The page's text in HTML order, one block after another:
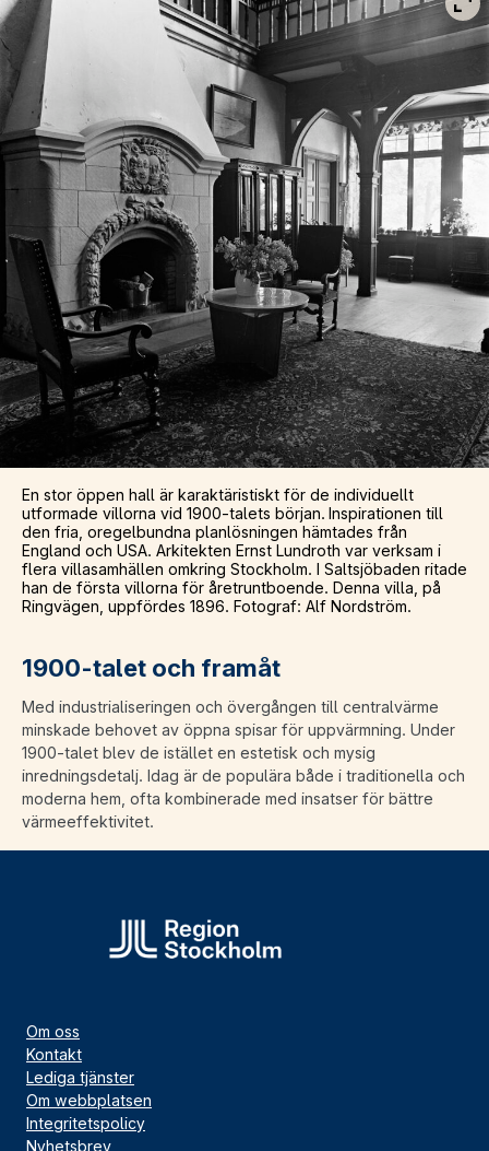
En stor öppen hall är karaktäristiskt för de individuellt
utformade villorna vid 1900-talets början. Inspirationen till
den fria, oregelbundna planlösningen hämtades från
England och USA. Arkitekten Ernst Lundroth var verksam i
flera villasamhällen omkring Stockholm. I Saltsjöbaden ritade
han de första villorna för åretruntboende. Denna villa, på
Ringvägen, uppfördes 1896. Fotograf: Alf Nordström.
1900-talet och framåt
Med industrialiseringen och övergången till centralvärme
minskade behovet av öppna spisar för uppvärmning. Under
1900-talet blev de istället en estetisk och mysig
inredningsdetalj. Idag är de populära både i traditionella och
moderna hem, ofta kombinerade med insatser för bättre
värmeeffektivitet.
Om oss
Kontakt
Lediga tjänster
Om webbplatsen
Integritetspolicy
Nyhetsbrev